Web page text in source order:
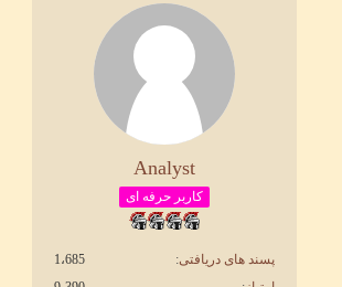
Analyst
کاربر حرفه ای
پسند های دریافتی
1،685